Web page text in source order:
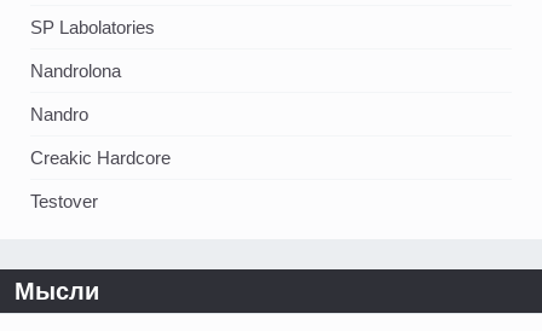
SP Labolatories
Nandrolona
Nandro
Creakic Hardcore
Testover
Мысли